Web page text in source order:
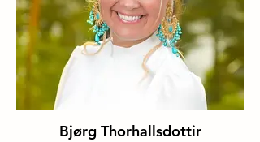
Bjørg Thorhallsdottir